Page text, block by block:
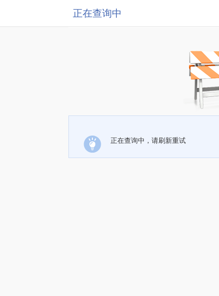
正在查询中
正在查询中，请刷新重试